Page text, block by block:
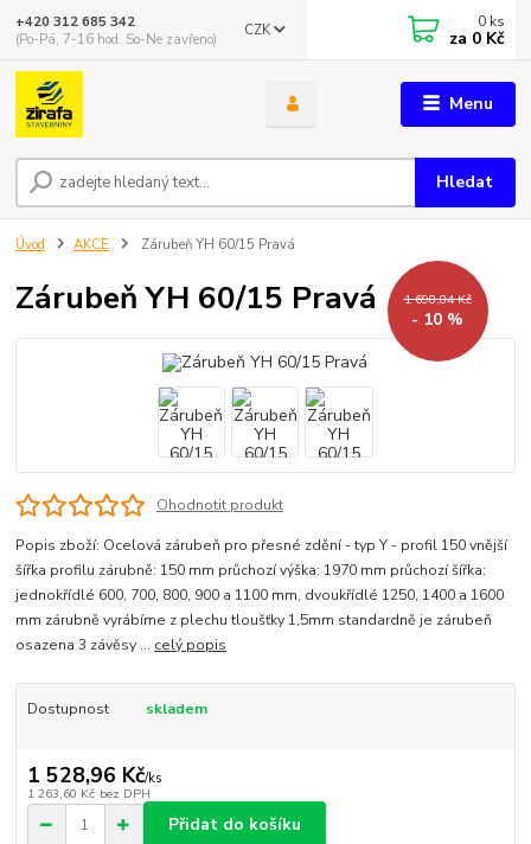
Menu
CZK
Hledat
+420 312 685 342
(Po-Pá, 7-16 hod. So-Ne zavřeno)
0 ks
za 0 Kč
Úvod AKCE Zárubeň YH 60/15 Pravá
Zárubeň YH 60/15 Pravá 1 698,84 Kč
- 10 %
Ohodnotit produkt
Popis zboží: Ocelová zárubeň pro přesné zdění - typ Y - profil 150 vnější
šířka profilu zárubně: 150 mm průchozí výška: 1970 mm průchozí šířka:
jednokřídlé 600, 700, 800, 900 a 1100 mm, dvoukřídlé 1250, 1400 a 1600
mm zárubně vyrábíme z plechu tloušťky 1,5mm standardně je zárubeň
osazena 3 závěsy ... celý popis
Dostupnost skladem
1 528,96 Kč/ks
1 263,60 Kč bez DPH
Přidat do košíku